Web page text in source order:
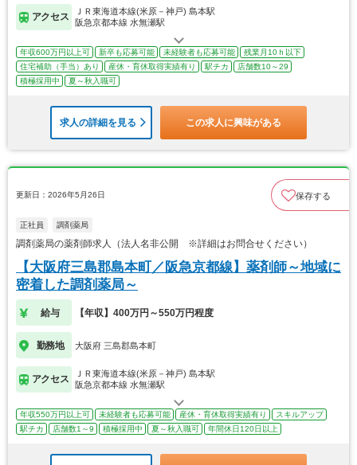
アクセス
ＪＲ東海道本線(米原－神戸) 島本駅
阪急京都本線 水無瀬駅
年収600万円以上可 新卒も応募可能 未経験者も応募可能
残業月10ｈ以下
住宅補助（手当）あり
産休・育休取得実績有り 駅チカ
店舗数10～29
積極採用中
夏～秋入職可
求人の詳細を見る この求人に興味がある
更新日：2026年5月26日 保存する
正社員 調剤薬局
調剤薬局の薬剤師求人（法人名非公開 ※詳細はお問合せください）
【大阪府三島郡島本町／阪急京都線】薬剤師～地域に
密着した調剤薬局～
給与 【年収】400万円～550万円程度
勤務地 大阪府 三島郡島本町
アクセス
ＪＲ東海道本線(米原－神戸) 島本駅
阪急京都本線 水無瀬駅
年収550万円以上可 未経験者も応募可能 産休・育休取得実績有り
スキルアップ
駅チカ
店舗数1～9 積極採用中 夏～秋入職可 年間休日120日以上